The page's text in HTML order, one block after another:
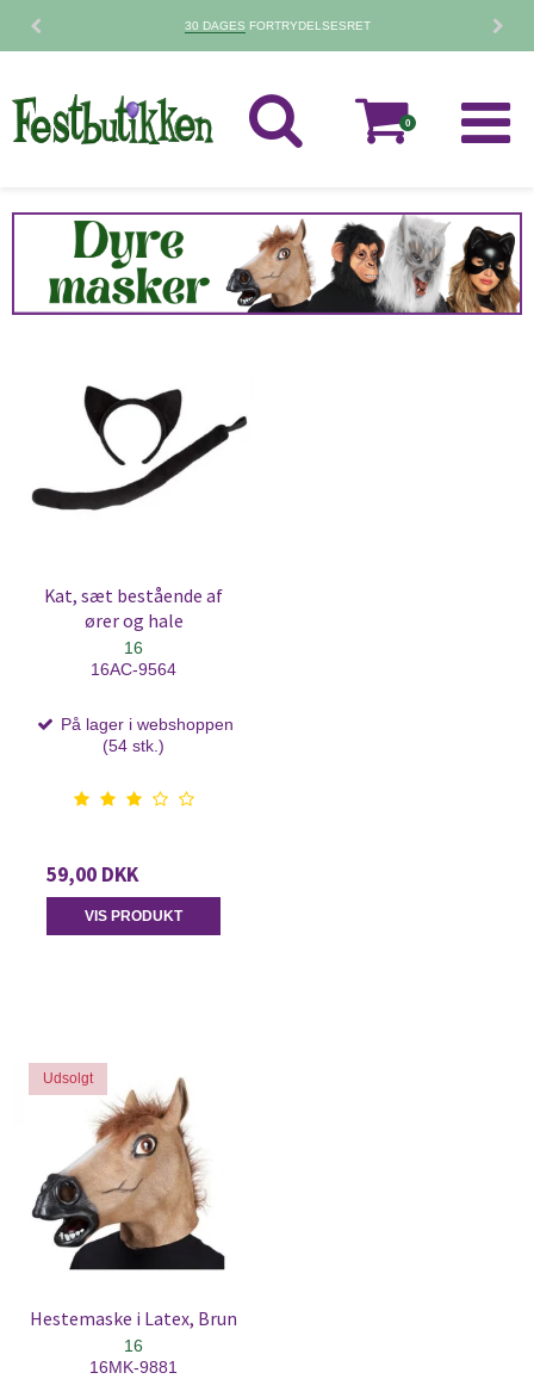
30 DAGES FORTRYDELSESRET
0
Kat, sæt bestående af
ører og hale
16
16AC-9564
På lager i webshoppen
(54 stk.)
59,00 DKK
VIS PRODUKT
Udsolgt
Hestemaske i Latex, Brun
16
16MK-9881